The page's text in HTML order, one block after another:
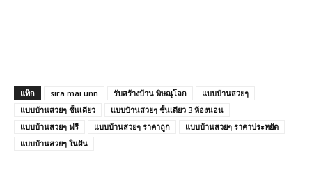
แท็ก sira mai unn รับสร้างบ้าน พิษณุโลก
แบบบ้านสวยๆ
แบบบ้านสวยๆ ชั้นเดียว
แบบบ้านสวยๆ ชั้นเดียว 3 ห้องนอน
แบบบ้านสวยๆ ฟรี
แบบบ้านสวยๆ ราคาถูก
แบบบ้านสวยๆ ราคาประหยัด
แบบบ้านสวยๆ ในฝัน